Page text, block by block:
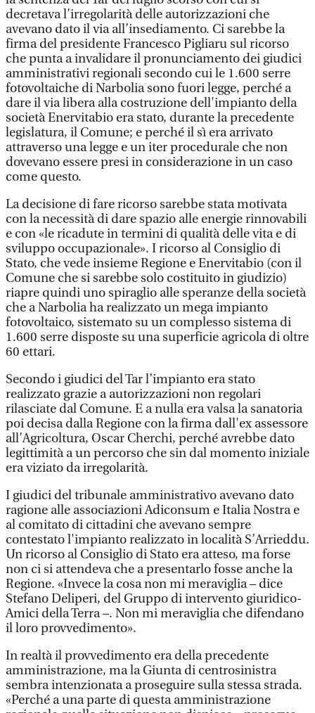
decretava l’irregolarità delle autorizzazioni che
avevano dato il via all’insediamento. Ci sarebbe la
firma del presidente Francesco Pigliaru sul ricorso
che punta a invalidare il pronunciamento dei giudici
amministrativi regionali secondo cui le 1.600 serre
fotovoltaiche di Narbolia sono fuori legge, perché a
dare il via libera alla costruzione dell'impianto della
società Enervitabio era stato, durante la precedente
legislatura, il Comune; e perché il sì era arrivato
attraverso una legge e un iter procedurale che non
dovevano essere presi in considerazione in un caso
come questo.
La decisione di fare ricorso sarebbe stata motivata
con la necessità di dare spazio alle energie rinnovabili
e con «le ricadute in termini di qualità delle vita e di
sviluppo occupazionale». I ricorso al Consiglio di
Stato, che vede insieme Regione e Enervitabio (con il
Comune che si sarebbe solo costituito in giudizio)
riapre quindi uno spiraglio alle speranze della società
che a Narbolia ha realizzato un mega impianto
fotovoltaico, sistemato su un complesso sistema di
1.600 serre disposte su una superficie agricola di oltre
60 ettari.
Secondo i giudici del Tar l’impianto era stato
realizzato grazie a autorizzazioni non regolari
rilasciate dal Comune. E a nulla era valsa la sanatoria
poi decisa dalla Regione con la firma dall'ex assessore
all’Agricoltura, Oscar Cherchi, perché avrebbe dato
legittimità a un percorso che sin dal momento iniziale
era viziato da irregolarità.
I giudici del tribunale amministrativo avevano dato
ragione alle associazioni Adiconsum e Italia Nostra e
al comitato di cittadini che avevano sempre
contestato l'impianto realizzato in località S’Arrieddu.
Un ricorso al Consiglio di Stato era atteso, ma forse
non ci si attendeva che a presentarlo fosse anche la
Regione. «Invece la cosa non mi meraviglia – dice
Stefano Deliperi, del Gruppo di intervento giuridico-
Amici della Terra –. Non mi meraviglia che difendano
il loro provvedimento».
In realtà il provvedimento era della precedente
amministrazione, ma la Giunta di centrosinistra
sembra intenzionata a proseguire sulla stessa strada.
«Perché a una parte di questa amministrazione